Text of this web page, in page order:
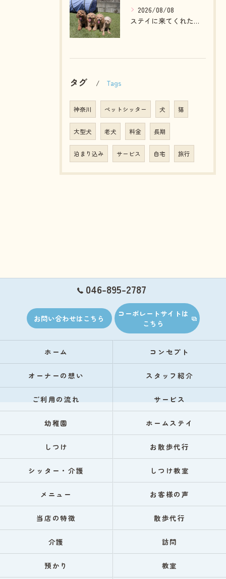
2026/08/08
ステイに来てくれたプードルファミリー💓
タグ Tags
神奈川 ペットシッター 犬 猫
大型犬 老犬 料金 長期
泊まり込み サービス 自宅 旅行
046-895-2787
お問い合わせはこちら
コーポレートサイトは
こちら
ホーム コンセプト
オーナーの想い スタッフ紹介
ご利用の流れ サービス
幼稚園 ホームステイ
しつけ お散歩代行
シッター・介護 しつけ教室
メニュー お客様の声
当店の特徴 散歩代行
介護 訪問
預かり 教室